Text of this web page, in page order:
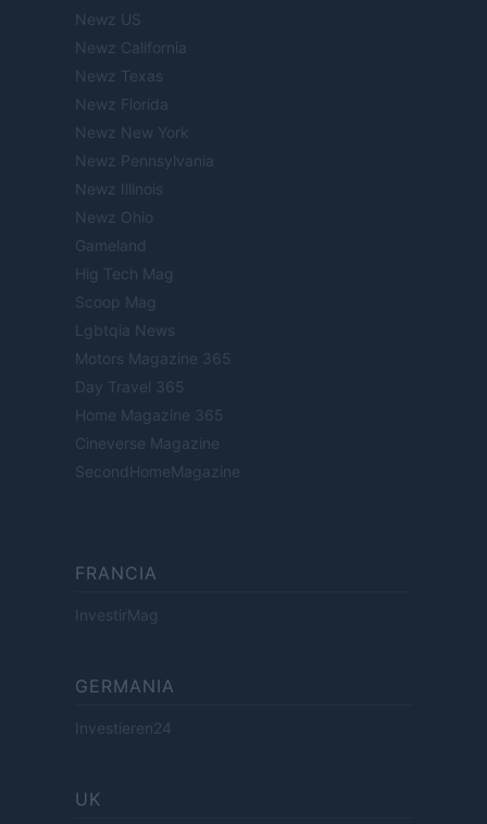
Newz US
Newz California
Newz Texas
Newz Florida
Newz New York
Newz Pennsylvania
Newz Illinois
Newz Ohio
Gameland
Hig Tech Mag
Scoop Mag
Lgbtqia News
Motors Magazine 365
Day Travel 365
Home Magazine 365
Cineverse Magazine
SecondHomeMagazine
FRANCIA
InvestirMag
GERMANIA
Investieren24
UK